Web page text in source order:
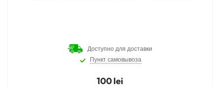
Доступно для доставки
Пункт самовывоза
100 lei